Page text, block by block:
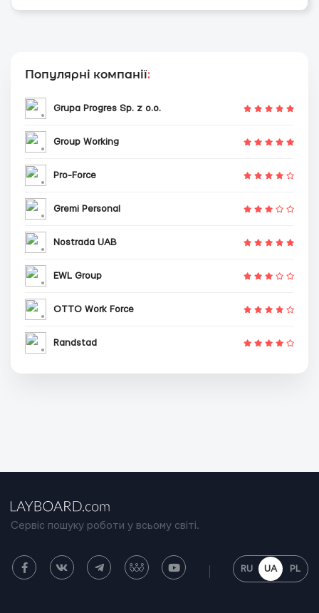
Популярні компанії:
Grupa Progres Sp. z o.o.
Group Working
Pro-Force
Gremi Personal
Nostrada UAB
EWL Group
OTTO Work Force
Randstad
Сервіс пошуку роботи у всьому світі.
RU UA PL